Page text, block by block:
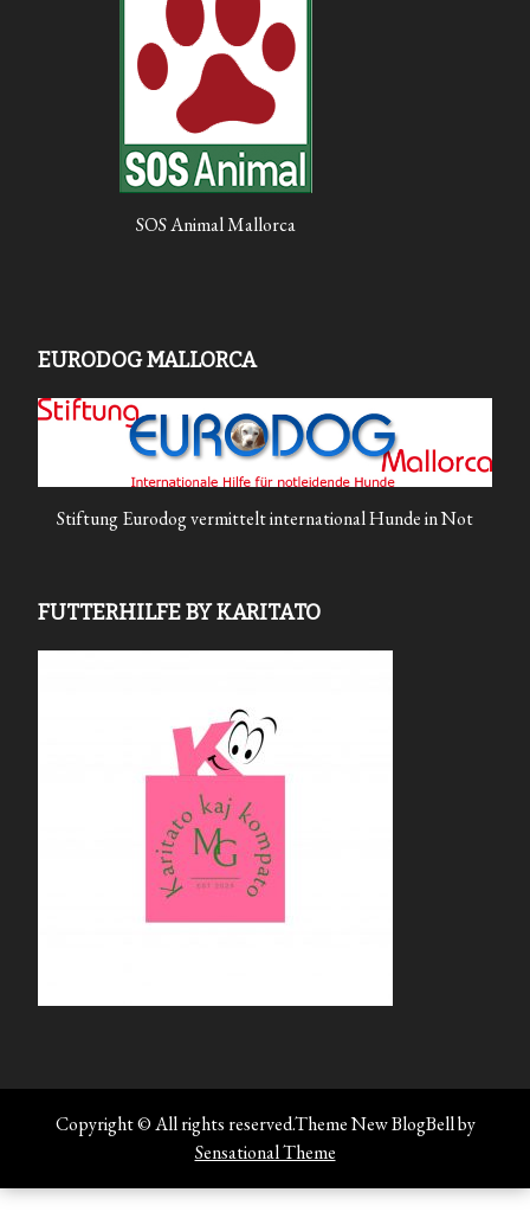
SOS Animal Mallorca
EURODOG MALLORCA
Stiftung Eurodog vermittelt international Hunde in Not
FUTTERHILFE BY KARITATO
Copyright © All rights reserved.Theme New BlogBell by
Sensational Theme